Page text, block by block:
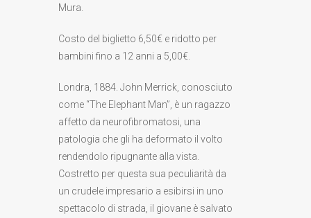
Mura.
Costo del biglietto 6,50€ e ridotto per
bambini fino a 12 anni a 5,00€.
Londra, 1884. John Merrick, conosciuto
come “The Elephant Man”, è un ragazzo
affetto da neurofibromatosi, una
patologia che gli ha deformato il volto
rendendolo ripugnante alla vista.
Costretto per questa sua peculiarità da
un crudele impresario a esibirsi in uno
spettacolo di strada, il giovane è salvato